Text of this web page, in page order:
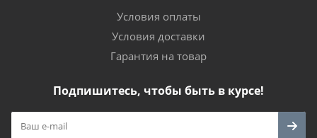
Условия оплаты
Условия доставки
Гарантия на товар
Подпишитесь, чтобы быть в курсе!